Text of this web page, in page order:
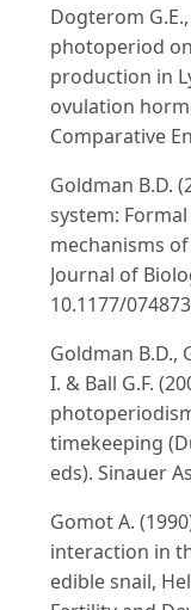
Dogterom
photoperiod
production in
ovulation
Comparative
Goldman B.D.
system:
mechanisms
Journal of
10.1177/
Goldman B.D.,
I. & Ball G.F.
timekeeping
eds). Sinauer
Gomot A.
interaction in
edible snail,